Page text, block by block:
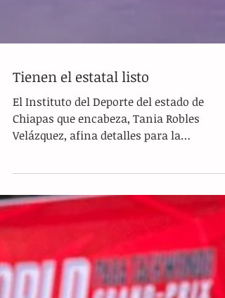
Tienen el estatal listo
El Instituto del Deporte del estado de
Chiapas que encabeza, Tania Robles
Velázquez, afina detalles para la
realización de la fase...